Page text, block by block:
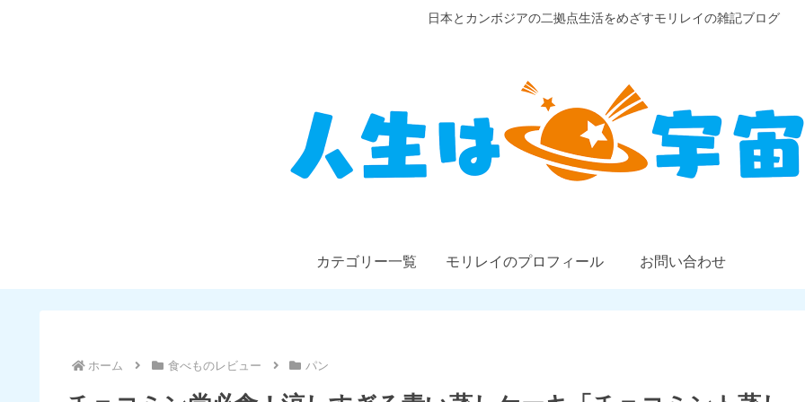
日本とカンボジアの二拠点生活をめざすモリレイの雑記ブログ
カテゴリー一覧 モリレイのプロフィール お問い合わせ
ホーム 食べものレビュー パン